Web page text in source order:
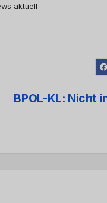
aktuell
BPOL-KL: Nicht